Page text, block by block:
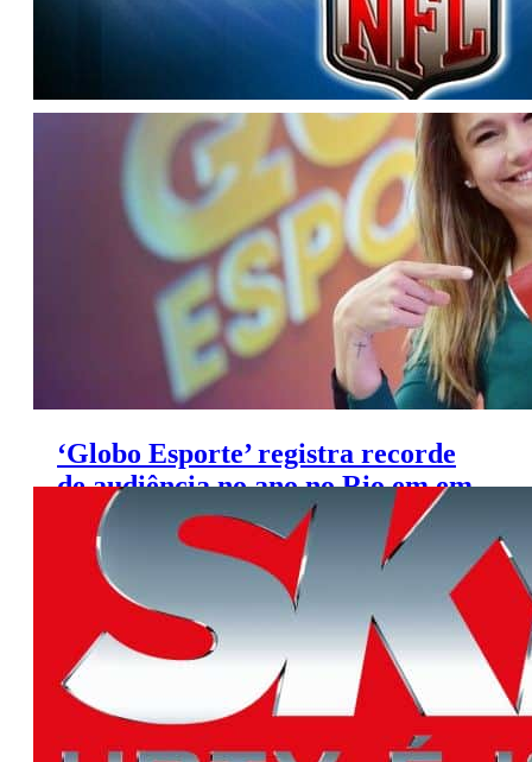
Agenda da TV (Quinta, 10/9/2015)
‘Globo Esporte’ registra recorde
de audiência no ano no Rio em em
São Paulo